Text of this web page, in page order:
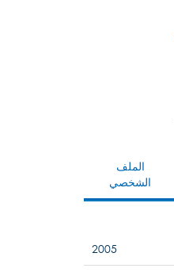
الملف
الشخصي
2005